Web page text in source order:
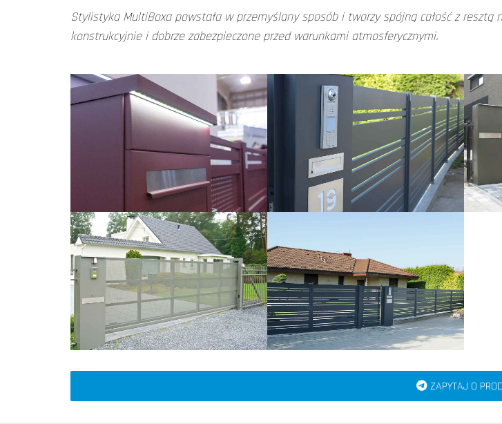
Stylistyka MultiBoxa powstała w przemyślany sposób i tworzy spójną całość z
konstrukcyjnie i dobrze zabezpieczone przed warunkami atmosferycznymi.
ZAPYTAJ O